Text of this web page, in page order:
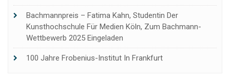
Bachmannpreis – Fatima Kahn, Studentin Der
Kunsthochschule Für Medien Köln, Zum Bachmann-
Wettbewerb 2025 Eingeladen
100 Jahre Frobenius-Institut In Frankfurt